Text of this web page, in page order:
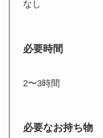
なし
必要時間
2〜3時間
必要なお持ち物